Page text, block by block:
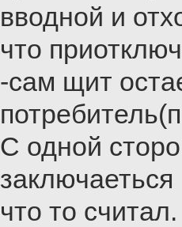
вводной и
что
-сам щит
С одной
что то